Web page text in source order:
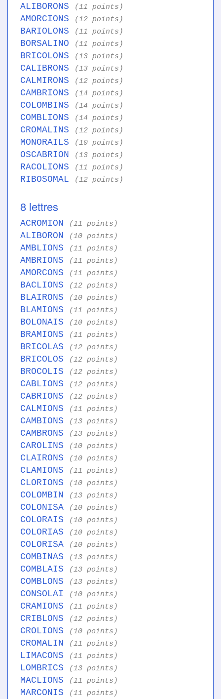
ALIBORONS (11 points)
AMORCIONS (12 points)
BARIOLONS (11 points)
BORSALINO (11 points)
BRICOLONS (13 points)
CALIBRONS (13 points)
CALMIRONS (12 points)
CAMBRIONS (14 points)
COLOMBINS (14 points)
COMBLIONS (14 points)
CROMALINS (12 points)
MONORAILS (10 points)
OSCABRION (13 points)
RACOLIONS (11 points)
RIBOSOMAL (12 points)
8 lettres
ACROMION (11 points)
ALIBORON (10 points)
AMBLIONS (11 points)
AMBRIONS (11 points)
AMORCONS (11 points)
BACLIONS (12 points)
BLAIRONS (10 points)
BLAMIONS (11 points)
BOLONAIS (10 points)
BRAMIONS (11 points)
BRICOLAS (12 points)
BRICOLOS (12 points)
BROCOLIS (12 points)
CABLIONS (12 points)
CABRIONS (12 points)
CALMIONS (11 points)
CAMBIONS (13 points)
CAMBRONS (13 points)
CAROLINS (10 points)
CLAIRONS (10 points)
CLAMIONS (11 points)
CLORIONS (10 points)
COLOMBIN (13 points)
COLONISA (10 points)
COLORAIS (10 points)
COLORIAS (10 points)
COLORISA (10 points)
COMBINAS (13 points)
COMBLAIS (13 points)
COMBLONS (13 points)
CONSOLAI (10 points)
CRAMIONS (11 points)
CRIBLONS (12 points)
CROLIONS (10 points)
CROMALIN (11 points)
LIMACONS (11 points)
LOMBRICS (13 points)
MACLIONS (11 points)
MARCONIS (11 points)